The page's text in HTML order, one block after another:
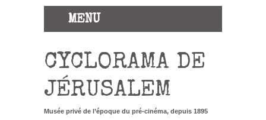
MENU
CYCLORAMA DE
JÉRUSALEM
Musée privé de l’époque du pré-cinéma, depuis 1895